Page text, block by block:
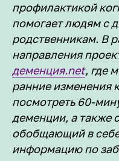
профилактикой
помогает людям с
родственникам. В
направления
деменция.net, где
ранние изменения
посмотреть 60-
деменции, а также
обобщающий в
информацию по